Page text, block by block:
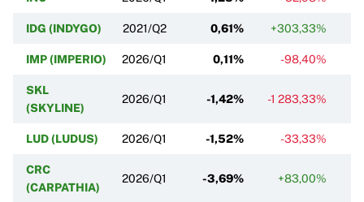
IDG (INDYGO) 2021/Q2 0,61% +303,33%
IMP (IMPERIO) 2026/Q1 0,11% -98,40%
SKL
(SKYLINE)
2026/Q1 -1,42% -1 283,33%
LUD (LUDUS) 2026/Q1 -1,52% -33,33%
CRC
(CARPATHIA)
2026/Q1 -3,69% +83,00%